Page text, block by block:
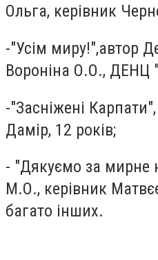
Ольга, керівник
-"Усім миру!",автор
Вороніна О.О., ДЕНЦ
-"Засніжені
Дамір, 12 років;
- "Дякуємо за мирне
М.О., керівник
багато інших.